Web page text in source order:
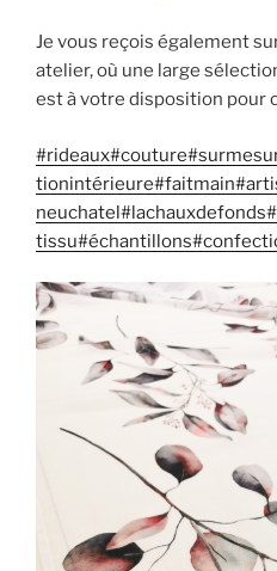
Je vous reçois également
atelier, où une large
est à votre disposition pour
#rideaux#couture
tionintérieure#faitmain
neuchatel#lachauxdefonds
tissu#échantillons